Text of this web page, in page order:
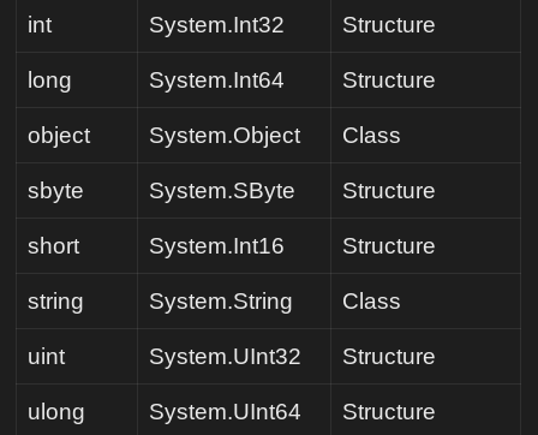
int System.Int32 Structure
long System.Int64 Structure
object System.Object Class
sbyte System.SByte Structure
short System.Int16 Structure
string System.String Class
uint System.UInt32 Structure
ulong System.UInt64 Structure